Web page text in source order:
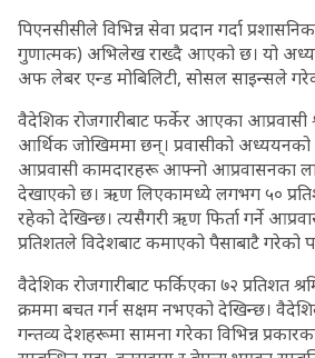
पिएनसीसीले विभिन्न सेवा प्रदान गर्दा
गुणात्मक) अभिलेख राख्दै आएको छ। यो
अफ लेबर एन्ड मोबिलिटी, सोसल साइन्सले
वैदेशिक रोजगारीबाट फर्केर आएका
आर्थिक जोखिममा छन्। प्रवासीको अध्ययनको
आप्रवासी कामदारहरू आफ्नो आप्रवासनका
देखाएको छ। ऋण लिएकामध्ये लगभग ५०
रहेको देखिन्छ। त्यसैगरी ऋण फिर्ता गर्ने
प्रतिशतले विदेशबाट कमाएको पैसाबाटै गरेको
वैदेशिक रोजगारीबाट फर्किएका ७२ प्रतिशत
क्रममा बचत गर्न सक्षम नभएको देखिन्छ।
गन्तव्य देशहरूमा सामना गरेका विभिन्न